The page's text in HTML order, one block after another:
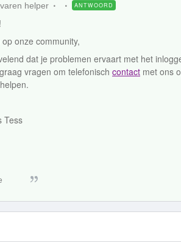
helper ANTWOORD
onze community,
dat je problemen ervaart met het
vragen om telefonisch contact met ons
Tess